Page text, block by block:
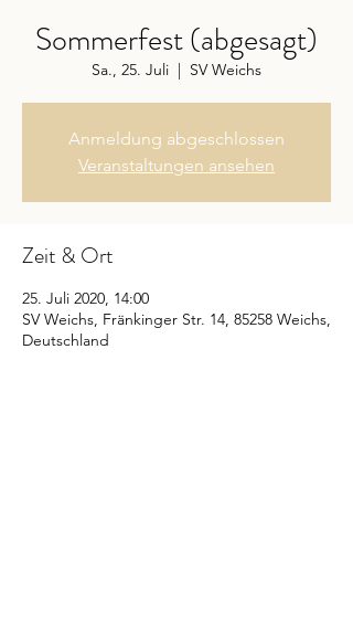
Sommerfest (abgesagt)
Sa., 25. Juli
  |
SV Weichs
Anmeldung abgeschlossen
Veranstaltungen ansehen
Zeit & Ort
25. Juli 2020, 14:00
SV Weichs, Fränkinger Str. 14, 85258 Weichs,
Deutschland